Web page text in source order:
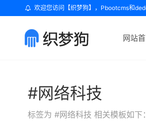
欢迎您访问【织梦狗】，Pbootcms和
网站
#网络科技
标签为 #网络科技 相关模板如下：